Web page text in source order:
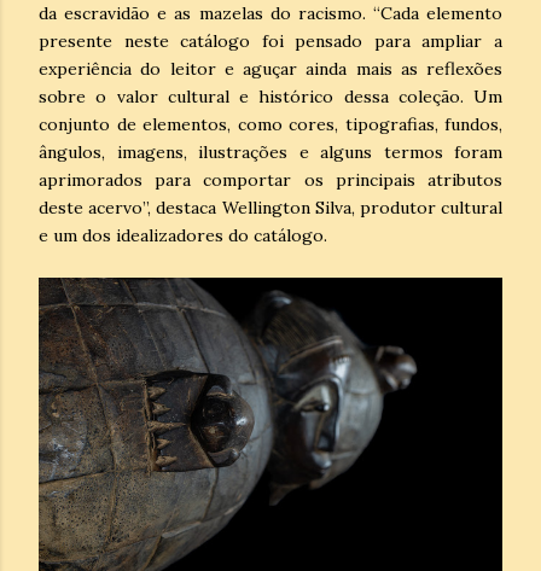
da escravidão e as mazelas do racismo. “Cada elemento
presente neste catálogo foi pensado para ampliar a
experiência do leitor e aguçar ainda mais as reflexões
sobre o valor cultural e histórico dessa coleção. Um
conjunto de elementos, como cores, tipografias, fundos,
ângulos, imagens, ilustrações e alguns termos foram
aprimorados para comportar os principais atributos
deste acervo”, destaca Wellington Silva, produtor cultural
e um dos idealizadores do catálogo.